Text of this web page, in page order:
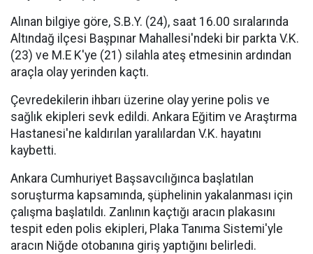
Alınan bilgiye göre, S.B.Y. (24), saat 16.00 sıralarında
Altındağ ilçesi Başpınar Mahallesi'ndeki bir parkta V.K.
(23) ve M.E K'ye (21) silahla ateş etmesinin ardından
araçla olay yerinden kaçtı.
Çevredekilerin ihbarı üzerine olay yerine polis ve
sağlık ekipleri sevk edildi. Ankara Eğitim ve Araştırma
Hastanesi'ne kaldırılan yaralılardan V.K. hayatını
kaybetti.
Ankara Cumhuriyet Başsavcılığınca başlatılan
soruşturma kapsamında, şüphelinin yakalanması için
çalışma başlatıldı. Zanlının kaçtığı aracın plakasını
tespit eden polis ekipleri, Plaka Tanıma Sistemi'yle
aracın Niğde otobanına giriş yaptığını belirledi.